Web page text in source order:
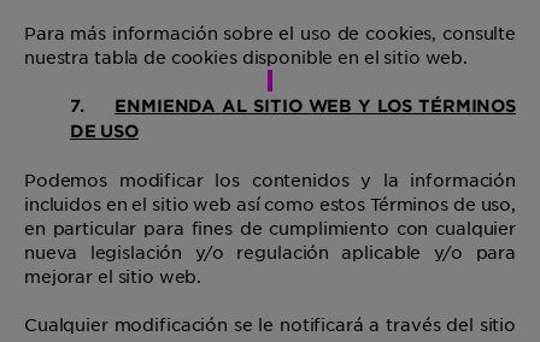
Para más información sobre el uso de cookies, consulte
nuestra tabla de cookies disponible en el sitio web.
7.
ENMIENDA AL SITIO WEB Y LOS TÉRMINOS
DE USO
Podemos modificar los contenidos y la información
incluidos en el sitio web así como estos Términos de uso,
en particular para fines de cumplimiento con cualquier
nueva legislación y/o regulación aplicable y/o para
mejorar el sitio web.
Cualquier modificación se le notificará a través del sitio